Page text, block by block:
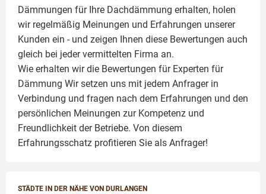
Dämmungen für Ihre Dachdämmung erhalten, holen
wir regelmäßig Meinungen und Erfahrungen unserer
Kunden ein - und zeigen Ihnen diese Bewertungen auch
gleich bei jeder vermittelten Firma an.
Wie erhalten wir die Bewertungen für Experten für
Dämmung Wir setzen uns mit jedem Anfrager in
Verbindung und fragen nach dem Erfahrungen und den
persönlichen Meinungen zur Kompetenz und
Freundlichkeit der Betriebe. Von diesem
Erfahrungsschatz profitieren Sie als Anfrager!
STÄDTE IN DER NÄHE VON DURLANGEN